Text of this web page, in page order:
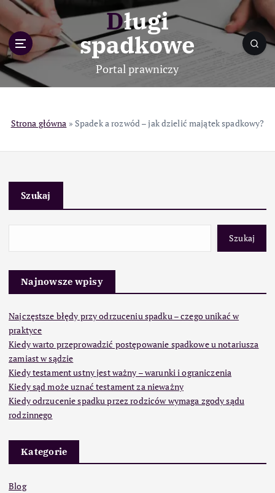
p
o
c
Długi
spadkowe
Portal prawniczy
Strona główna » Spadek a rozwód – jak dzielić majątek spadkowy?
Szukaj
Szukaj
Najnowsze wpisy
Najczęstsze błędy przy odrzuceniu spadku – czego unikać w
praktyce
Kiedy warto przeprowadzić postępowanie spadkowe u notariusza
zamiast w sądzie
Kiedy testament ustny jest ważny – warunki i ograniczenia
Kiedy sąd może uznać testament za nieważny
Kiedy odrzucenie spadku przez rodziców wymaga zgody sądu
rodzinnego
Kategorie
Blog